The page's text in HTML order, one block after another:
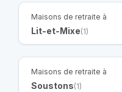
Maisons de retraite à
Lit-et-Mixe(1)
Maisons de retraite à
Soustons(1)